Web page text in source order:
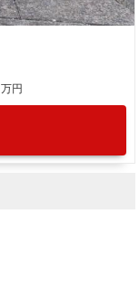
万円